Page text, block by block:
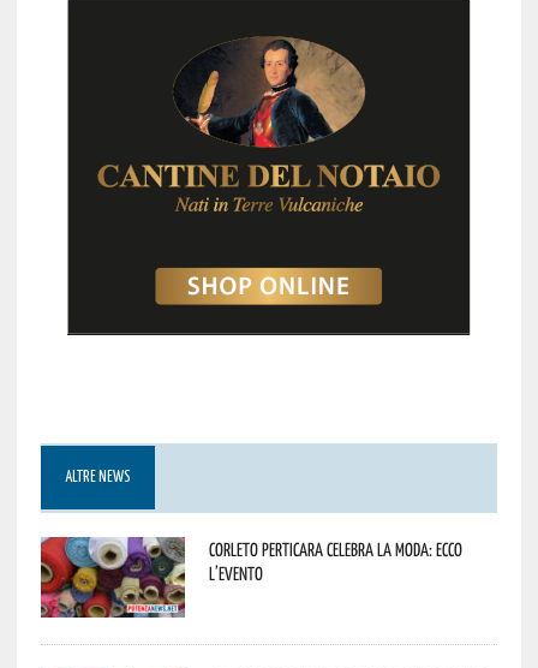
ALTRE NEWS
Corleto Perticara celebra la moda: ecco
l’evento